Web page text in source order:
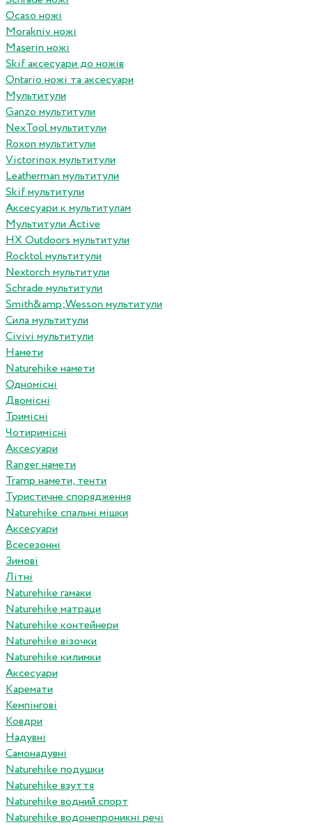
Ocaso ножі
Morakniv ножі
Maserin ножі
Skif аксесуари до ножів
Ontario ножі та аксесуари
Мультитули
Ganzo мультитули
NexTool мультитули
Roxon мультитули
Victorinox мультитули
Leatherman мультитули
Skif мультитули
Аксесуари к мультитулам
Мультитули Active
HX Outdoors мультитули
Rocktol мультитули
Nextorch мультитули
Schrade мультитули
Smith&amp;Wesson мультитули
Сила мультитули
Civivi мультитули
Намети
Naturehike намети
Одномісні
Двомісні
Тримісні
Чотиримісні
Аксесуари
Ranger намети
Tramp намети, тенти
Туристичне спорядження
Naturehike спальні мішки
Аксесуари
Всесезонні
Зимові
Літні
Naturehike гамаки
Naturehike матраци
Naturehike контейнери
Naturehike візочки
Naturehike килимки
Аксесуари
Каремати
Кемпінгові
Ковдри
Надувні
Самонадувні
Naturehike подушки
Naturehike взуття
Naturehike водний спорт
Naturehike водонепроникні речі